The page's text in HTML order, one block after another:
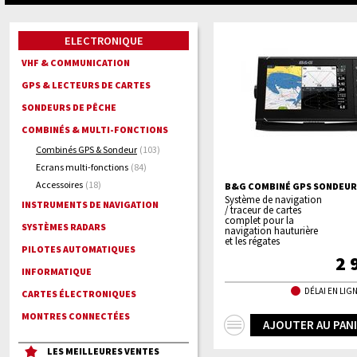
ELECTRONIQUE
VHF & COMMUNICATION
GPS & LECTEURS DE CARTES
SONDEURS DE PÊCHE
COMBINÉS & MULTI-FONCTIONS
Combinés GPS & Sondeur (103)
Ecrans multi-fonctions (84)
Accessoires (18)
INSTRUMENTS DE NAVIGATION
SYSTÈMES RADARS
PILOTES AUTOMATIQUES
INFORMATIQUE
CARTES ÉLECTRONIQUES
MONTRES CONNECTÉES
LES MEILLEURES VENTES
B&G COMBINÉ GPS
Système de navigation
/ traceur de cartes
complet pour la
navigation hauturière
et les régates
2
DÉLAI EN
AJOUTER AU